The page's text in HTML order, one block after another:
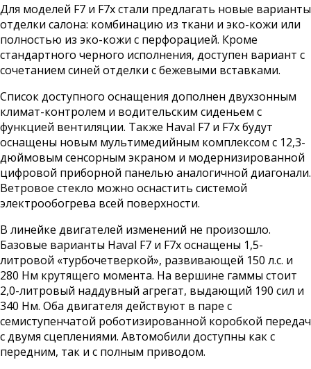
Для моделей F7 и F7x стали предлагать новые варианты
отделки салона: комбинацию из ткани и эко-кожи или
полностью из эко-кожи с перфорацией. Кроме
стандартного черного исполнения, доступен вариант с
сочетанием синей отделки с бежевыми вставками.
Список доступного оснащения дополнен двухзонным
климат-контролем и водительским сиденьем с
функцией вентиляции. Также Haval F7 и F7x будут
оснащены новым мультимедийным комплексом с 12,3-
дюймовым сенсорным экраном и модернизированной
цифровой приборной панелью аналогичной диагонали.
Ветровое стекло можно оснастить системой
электрообогрева всей поверхности.
В линейке двигателей изменений не произошло.
Базовые варианты Haval F7 и F7x оснащены 1,5-
литровой «турбочетверкой», развивающей 150 л.с. и
280 Нм крутящего момента. На вершине гаммы стоит
2,0-литровый наддувный агрегат, выдающий 190 сил и
340 Нм. Оба двигателя действуют в паре с
семиступенчатой роботизированной коробкой передач
с двумя сцеплениями. Автомобили доступны как с
передним, так и с полным приводом.